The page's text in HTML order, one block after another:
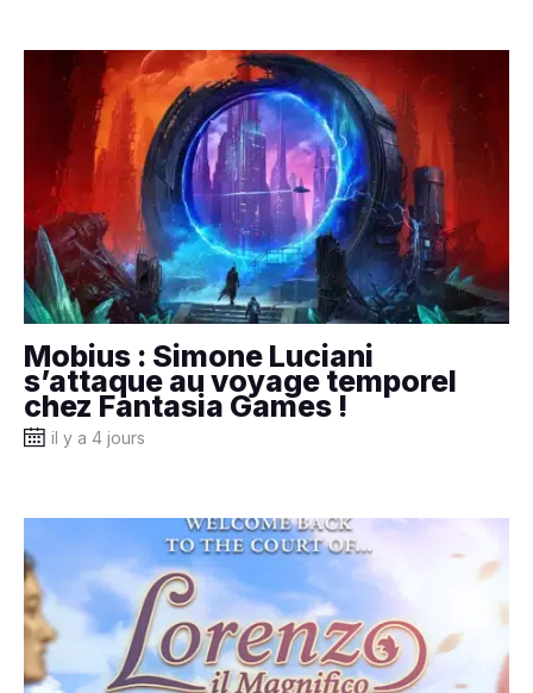
Mobius : Simone Luciani
s’attaque au voyage temporel
chez Fantasia Games !
il y a 4 jours